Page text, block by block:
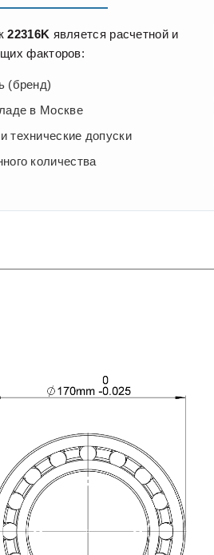
22316K является расчетной и
факторов:
(бренд)
в Москве
технические допуски
количества